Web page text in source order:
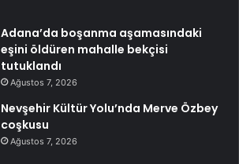
Adana’da boşanma aşamasındaki
eşini öldüren mahalle bekçisi
tutuklandı
Ağustos 7, 2026
Nevşehir Kültür Yolu’nda Merve Özbey
coşkusu
Ağustos 7, 2026